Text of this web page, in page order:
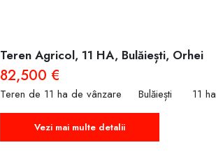
Teren Agricol, 11 HA, Bulăiești, Orhei
82,500 €
Teren de 11 ha de vânzare Bulăiești 11 ha
Vezi mai multe detalii